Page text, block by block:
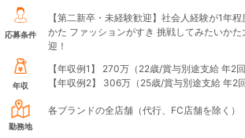
応募条件
【第二新卒・未経験歓迎】社会人経験が1年程
かた ファッションがすき 挑戦してみたいかた
迎！
年収
【年収例1】
270万（22歳/賞与別途支給 年2回
【年収例2】
306万（25歳/賞与別途支給 年2回
勤務地
各ブランドの全店舗（代行、FC店舗を除く）